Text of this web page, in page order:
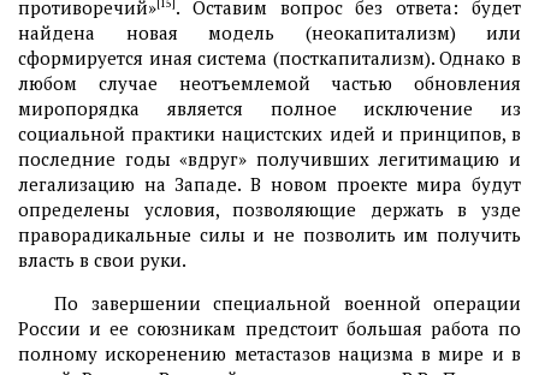
противоречий»
. Оставим вопрос без ответа: будет
найдена новая модель (неокапитализм) или
сформируется иная система (посткапитализм). Однако в
любом случае неотъемлемой частью обновления
миропорядка является полное исключение из
социальной практики нацистских идей и принципов, в
последние годы «вдруг» получивших легитимацию и
легализацию на Западе. В новом проекте мира будут
определены условия, позволяющие держать в узде
праворадикальные силы и не позволить им получить
власть в свои руки.
По завершении специальной военной операции
России и ее союзникам предстоит большая работа по
полному искоренению метастазов нацизма в мире и в